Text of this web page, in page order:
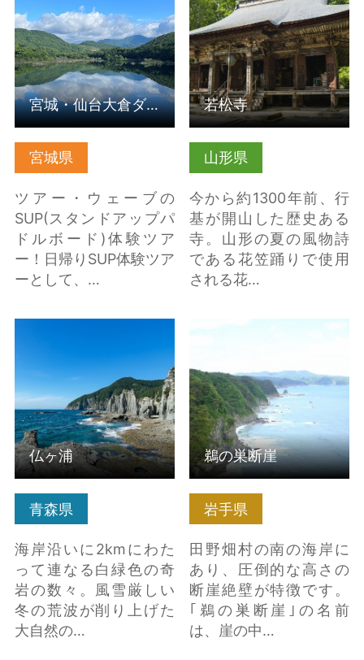
宮城県
ツアー・ウェーブの
SUP(スタンドアップパ
ドルボード)体験ツア
ー！日帰りSUP体験ツア
ーとして、…
ー の詳細はこちら
宮城・仙台大倉ダム・大倉川渓谷SUP体験ツアー
山形県
今から約1300年前、行
基が開山した歴史ある
寺。山形の夏の風物詩
である花笠踊りで使用
される花…
若松寺
青森県
海岸沿いに2kmにわた
って連なる白緑色の奇
岩の数々。風雪厳しい
冬の荒波が削り上げた
大自然の…
仏ヶ浦
岩手県
田野畑村の南の海岸に
あり、圧倒的な高さの
断崖絶壁が特徴です。
｢鵜の巣断崖｣の名前
は、崖の中…
鵜の巣断崖 の詳細はこ
鵜の巣断崖